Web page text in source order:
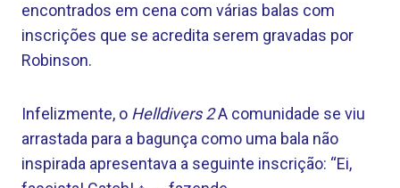
encontrados em cena com várias balas com
inscrições que se acredita serem gravadas por
Robinson.
Infelizmente, o Helldivers 2A comunidade se viu
arrastada para a bagunça como uma bala não
inspirada apresentava a seguinte inscrição: “Ei,